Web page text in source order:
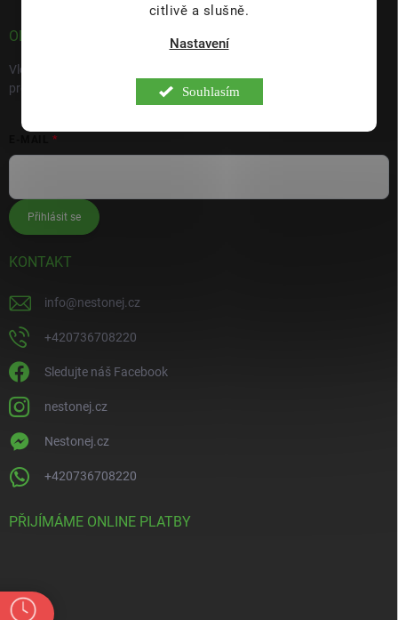
citlivě a slušně.
Nastavení
Souhlasím
ODEBÍRAT NEWSLETTER
Vložte svůj e-mail a my vám budeme zasílat informace o nových
produktech na našem e-shopu.
Přihlásit se
KONTAKT
info@nestonej.cz
+420736708220
Sledujte náš Facebook
nestonej.cz
Nestonej.cz
+420736708220
PŘIJÍMÁME ONLINE PLATBY